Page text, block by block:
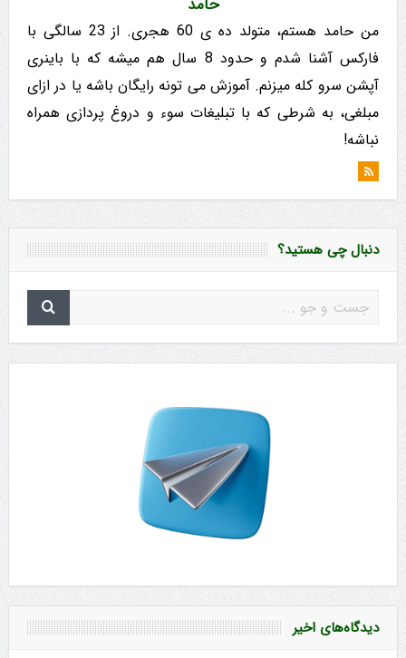
حامد
من حامد هستم، متولد ده ی 60 هجری. از 23 سالگی با
فارکس آشنا شدم و حدود 8 سال هم میشه که با باینری
آپشن سرو کله میزنم. آموزش می تونه رایگان باشه یا در ازای
مبلغی، به شرطی که با تبلیغات سوء و دروغ پردازی همراه
نباشه!
دنبال چی هستید؟
دیدگاه‌های اخیر